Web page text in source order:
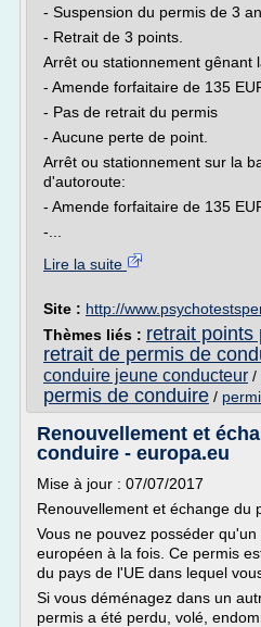
- Suspension du permis de 3
- Retrait de 3 points.
Arrêt ou stationnement gênant
- Amende forfaitaire de 135
- Pas de retrait du permis
- Aucune perte de point.
Arrêt ou stationnement sur la
d'autoroute:
- Amende forfaitaire de 135
-...
Lire la suite
Site : http://
Thèmes liés : retrait points
retrait de permis de
conduire jeune conducteur /
permis de conduire /
Renouvellement et
conduire - europa.eu
Mise à jour : 07/07/2017
Renouvellement et échange du
Vous ne pouvez posséder
européen à la fois. Ce permis
du pays de l'UE dans lequel
Si vous déménagez dans un
permis a été perdu, volé,